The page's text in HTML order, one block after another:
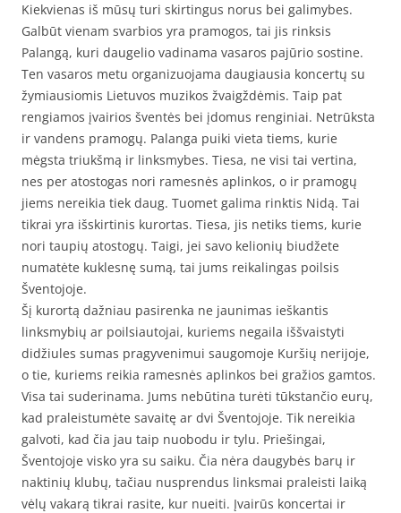
Kiekvienas iš mūsų turi skirtingus norus bei galimybes.
Galbūt vienam svarbios yra pramogos, tai jis rinksis
Palangą, kuri daugelio vadinama vasaros pajūrio sostine.
Ten vasaros metu organizuojama daugiausia koncertų su
žymiausiomis Lietuvos muzikos žvaigždėmis. Taip pat
rengiamos įvairios šventės bei įdomus renginiai. Netrūksta
ir vandens pramogų. Palanga puiki vieta tiems, kurie
mėgsta triukšmą ir linksmybes. Tiesa, ne visi tai vertina,
nes per atostogas nori ramesnės aplinkos, o ir pramogų
jiems nereikia tiek daug. Tuomet galima rinktis Nidą. Tai
tikrai yra išskirtinis kurortas. Tiesa, jis netiks tiems, kurie
nori taupių atostogų. Taigi, jei savo kelionių biudžete
numatėte kuklesnę sumą, tai jums reikalingas poilsis
Šventojoje.
Šį kurortą dažniau pasirenka ne jaunimas ieškantis
linksmybių ar poilsiautojai, kuriems negaila iššvaistyti
didžiules sumas pragyvenimui saugomoje Kuršių nerijoje,
o tie, kuriems reikia ramesnės aplinkos bei gražios gamtos.
Visa tai suderinama. Jums nebūtina turėti tūkstančio eurų,
kad praleistumėte savaitę ar dvi Šventojoje. Tik nereikia
galvoti, kad čia jau taip nuobodu ir tylu. Priešingai,
Šventojoje visko yra su saiku. Čia nėra daugybės barų ir
naktinių klubų, tačiau nusprendus linksmai praleisti laiką
vėlų vakarą tikrai rasite, kur nueiti. Įvairūs koncertai ir